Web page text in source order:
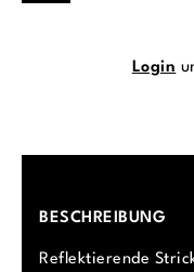
Login
BESCHREIBUNG
Reflektierende